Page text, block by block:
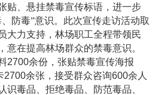
贴、悬挂禁毒宣传标语，进一步
防毒”意识。此次宣传走访活动取
大力支持，林场职工全程带领民
意在提高林场群众的禁毒意识。
2700余份，张贴禁毒宣传海报
2700余张，接受群众咨询600余人
识毒品、拒绝毒品、防范毒品、